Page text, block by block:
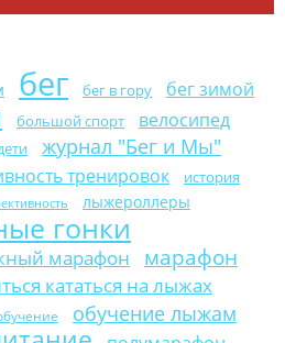
бег бег в гору бег зимой
большой спорт велосипед
журнал "Бег и Мы"
тренировок история
лыжероллеры
гонки
марафон марафон
кататься на лыжах
обучение лыжам